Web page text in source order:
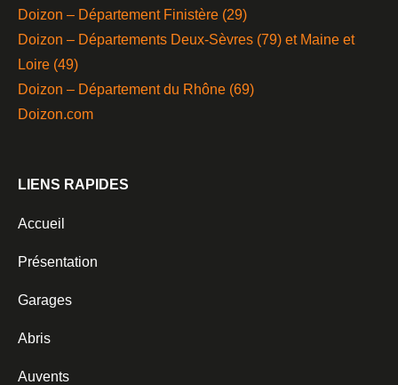
Doizon – Département Finistère (29)
Doizon – Départements Deux-Sèvres (79) et Maine et
Loire (49)
Doizon – Département du Rhône (69)
Doizon.com
LIENS RAPIDES
Accueil
Présentation
Garages
Abris
Auvents